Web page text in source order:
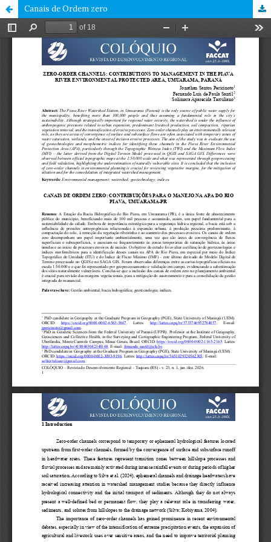
Canais de Ordem zero